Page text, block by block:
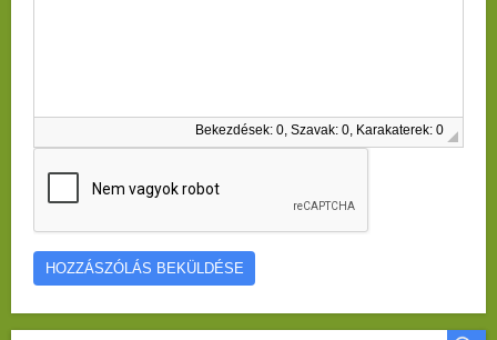
Bekezdések: 0, Szavak: 0, Karakaterek: 0